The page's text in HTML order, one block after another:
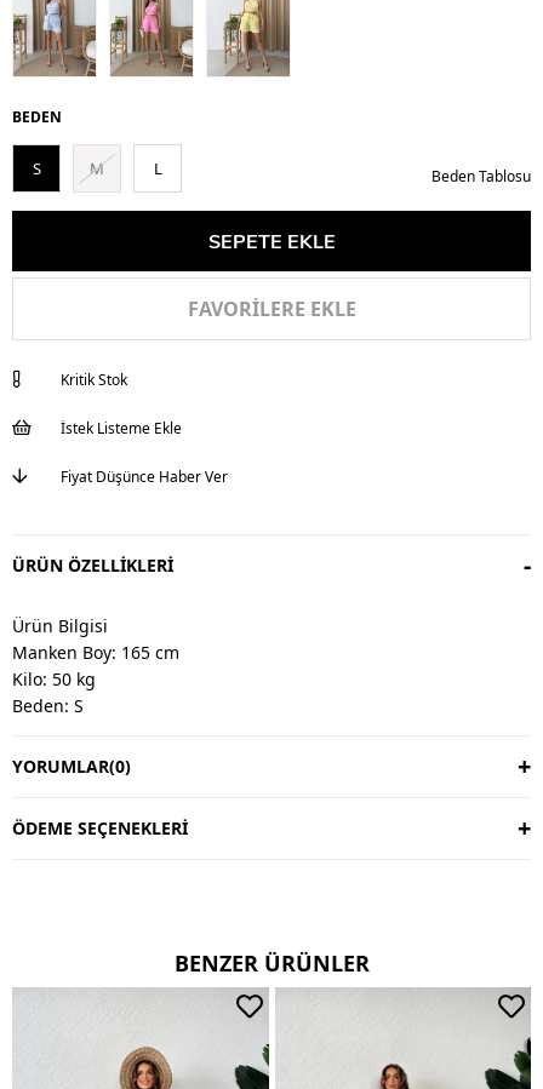
BEDEN
S M L Beden Tablosu
FAVORILERE EKLE
Kritik Stok
İstek Listeme Ekle
Fiyat Düşünce Haber Ver
ÜRÜN ÖZELLIKLERI
Ürün Bilgisi
Manken Boy: 165 cm
Kilo: 50 kg
Beden: S
Değişim & İade
Değişim süresi 3 iş günüdür.
Kargo alıcıya aittir.
Ters çevirerek yıkayınız.
Çift renkli ürünlerde yıkama mendili kullanınız.
Deri ve süet ürünleri makinede yıkamayınız, kuru temizleme
YORUMLAR(0)
ÖDEME SEÇENEKLERI
BENZER ÜRÜNLER